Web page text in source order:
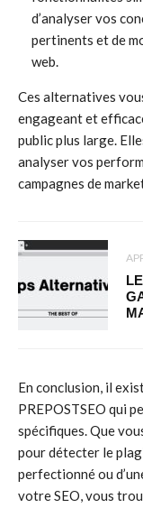
d’analyser vos
pertinents et de
web.
Ces alternatives
engageant et
public plus large.
analyser vos
campagnes de
En conclusion, il
PREPOSTSEO qui
spécifiques. Que
pour détecter le
perfectionné ou
votre SEO, vous